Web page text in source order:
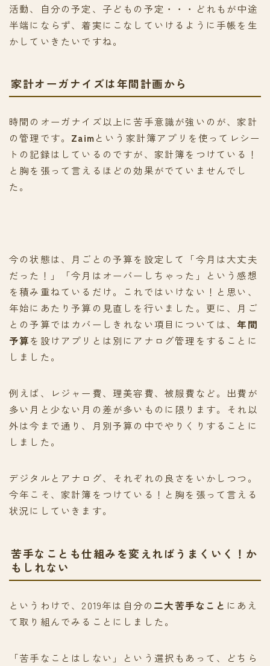
活動、自分の予定、子どもの予定・・・どれもが中途
半端にならず、着実にこなしていけるように手帳を生
かしていきたいですね。
家計オーガナイズは年間計画から
時間のオーガナイズ以上に苦手意識が強いのが、家計
の管理です。 Zaimという家計簿アプリを使ってレシー
トの記録はしているのですが、家計簿をつけている！
と胸を張って言えるほどの効果がでていませんでし
た。
今の状態は、月ごとの予算を設定して「今月は大丈夫
だった！」「今月はオーバーしちゃった」という感想
を積み重ねているだけ。これではいけない！と思い、
年始にあたり予算の見直しを行いました。更に、月ご
との予算ではカバーしきれない項目については、年間
予算を設けアプリとは別にアナログ管理をすることに
しました。
例えば、レジャー費、理美容費、被服費など。出費が
多い月と少ない月の差が多いものに限ります。それ以
外は今まで通り、月別予算の中でやりくりすることに
しました。
デジタルとアナログ、それぞれの良さをいかしつつ。
今年こそ、家計簿をつけている！と胸を張って言える
状況にしていきます。
苦手なことも仕組みを変えればうまくいく！か
もしれない
というわけで、2019年は自分の 二大苦手なこと にあえ
て取り組んでみることにしました。
「苦手なことはしない」という選択もあって、どちら